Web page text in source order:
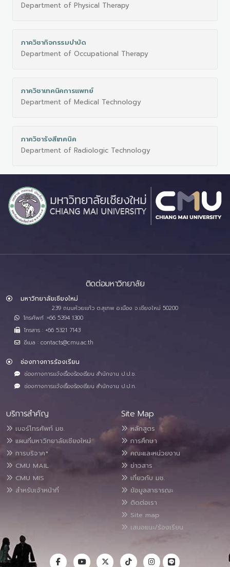
Department of Physical Therapy
ภาควิชากิจกรรมบําบัด
Department of Occupational Therapy
ภาควิชาเทคนิคการแพทย์
Department of Medical Technology
ภาควิชารังสีเทคนิค
Department of Radiologic Technology
ติดต่อมหาวิทยาลัย
มหาวิทยาลัยเชียงใหม่
239 ถนนห้วยแก้ว ต.สุเทพ อ.เมือง จ.เชียงใหม่ 50200
โทรศัพท์ :+66 5394 1300
โทรสาร : +66 5321 7143
อีเมล : contacts@cmu.ac.th
ช่องทางการร้องเรียน
ช่องทางการแจ้งเรื่องร้องเรียน สำนักงาน ป.ป.ช.
ช่องทางการแจ้งเรื่องร้องเรียน สำนักงาน ป.ป.ท.
บริการสำคัญ
เบอร์โทรศัพท์ มช.
แผนที่มหาวิทยาลัยเชียงใหม่
การบริจาค*
CMU MAIL
CMU MIS
สำหรับเจ้าหน้าที่
Site Map
หลักสูตร
การศึกษา
คณะและหน่วยงาน
ข่าวสาร
เกี่ยวกับ มช.
ข้อมูลสาธารณะ
ติดต่อเรา
Site map
เสนอแนะ/ร้องเรียน